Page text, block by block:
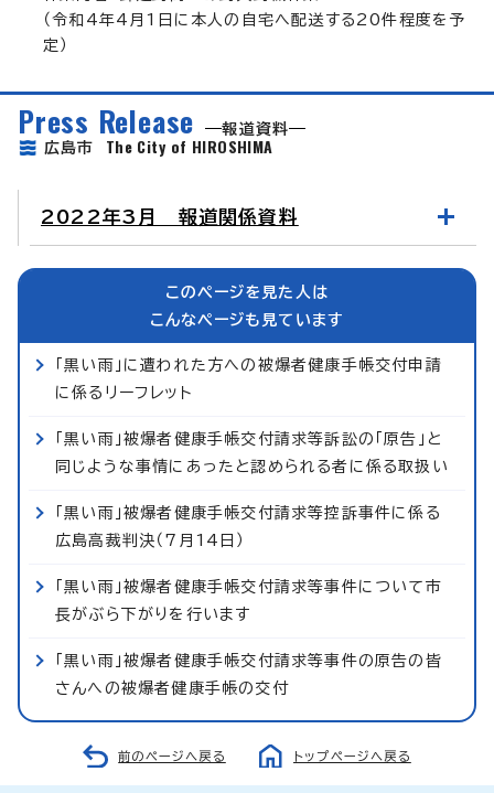
（令和4年4月1日に本人の自宅へ配送する20件程度を予
定）
Press Release
報道資料
広島市 The City of HIROSHIMA
2022年3月 報道関係資料
このページを見た人は
こんなページも見ています
「黒い雨」に遭われた方への被爆者健康手帳交付申請
に係るリーフレット
「黒い雨」被爆者健康手帳交付請求等訴訟の「原告」と
同じような事情にあったと認められる者に係る取扱い
「黒い雨」被爆者健康手帳交付請求等控訴事件に係る
広島高裁判決（7月14日）
「黒い雨」被爆者健康手帳交付請求等事件について市
長がぶら下がりを行います
「黒い雨」被爆者健康手帳交付請求等事件の原告の皆
さんへの被爆者健康手帳の交付
前のページへ戻る トップページへ戻る